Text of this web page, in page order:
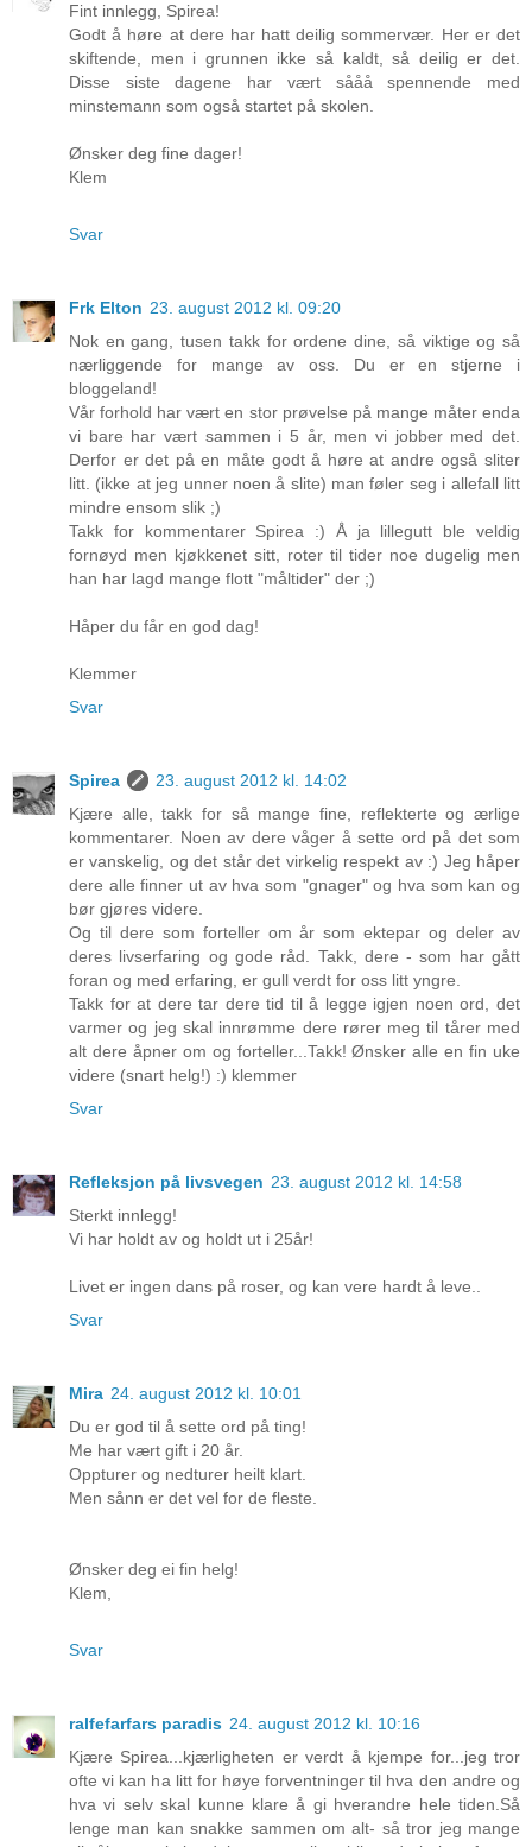
Fint innlegg, Spirea!
Godt å høre at dere har hatt deilig sommervær. Her er det
skiftende, men i grunnen ikke så kaldt, så deilig er det.
Disse siste dagene har vært sååå spennende med
minstemann som også startet på skolen.
Ønsker deg fine dager!
Klem
Svar
Frk Elton 23. august 2012 kl. 09:20
Nok en gang, tusen takk for ordene dine, så viktige og så
nærliggende for mange av oss. Du er en stjerne i
bloggeland!
Vår forhold har vært en stor prøvelse på mange måter enda
vi bare har vært sammen i 5 år, men vi jobber med det.
Derfor er det på en måte godt å høre at andre også sliter
litt. (ikke at jeg unner noen å slite) man føler seg i allefall litt
mindre ensom slik ;)
Takk for kommentarer Spirea :) Å ja lillegutt ble veldig
fornøyd men kjøkkenet sitt, roter til tider noe dugelig men
han har lagd mange flott "måltider" der ;)
Håper du får en god dag!
Klemmer
Svar
Spirea
23. august 2012 kl. 14:02
Kjære alle, takk for så mange fine, reflekterte og ærlige
kommentarer. Noen av dere våger å sette ord på det som
er vanskelig, og det står det virkelig respekt av :) Jeg håper
dere alle finner ut av hva som "gnager" og hva som kan og
bør gjøres videre.
Og til dere som forteller om år som ektepar og deler av
deres livserfaring og gode råd. Takk, dere - som har gått
foran og med erfaring, er gull verdt for oss litt yngre.
Takk for at dere tar dere tid til å legge igjen noen ord, det
varmer og jeg skal innrømme dere rører meg til tårer med
alt dere åpner om og forteller...Takk! Ønsker alle en fin uke
videre (snart helg!) :) klemmer
Svar
Refleksjon på livsvegen 23. august 2012 kl. 14:58
Sterkt innlegg!
Vi har holdt av og holdt ut i 25år!
Livet er ingen dans på roser, og kan vere hardt å leve..
Svar
Mira 24. august 2012 kl. 10:01
Du er god til å sette ord på ting!
Me har vært gift i 20 år.
Oppturer og nedturer heilt klart.
Men sånn er det vel for de fleste.
Ønsker deg ei fin helg!
Klem,
Svar
ralfefarfars paradis 24. august 2012 kl. 10:16
Kjære Spirea...kjærligheten er verdt å kjempe for...jeg tror
ofte vi kan ha litt for høye forventninger til hva den andre og
hva vi selv skal kunne klare å gi hverandre hele tiden.Så
lenge man kan snakke sammen om alt- så tror jeg mange